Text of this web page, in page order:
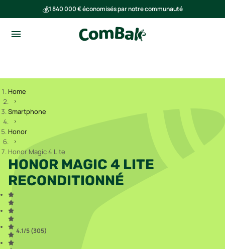
💰1 840 000 € économisés par notre communauté
Home
Smartphone
Honor
Honor Magic 4 Lite
HONOR MAGIC 4 LITE
RECONDITIONNÉ
4.1/5 (305)